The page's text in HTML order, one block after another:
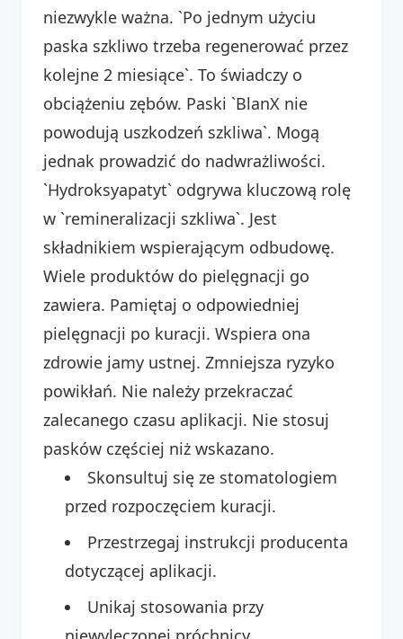
niezwykle ważna. `Po jednym użyciu
paska szkliwo trzeba regenerować przez
kolejne 2 miesiące`. To świadczy o
obciążeniu zębów. Paski `BlanX nie
powodują uszkodzeń szkliwa`. Mogą
jednak prowadzić do nadwrażliwości.
`Hydroksyapatyt` odgrywa kluczową rolę
w `remineralizacji szkliwa`. Jest
składnikiem wspierającym odbudowę.
Wiele produktów do pielęgnacji go
zawiera. Pamiętaj o odpowiedniej
pielęgnacji po kuracji. Wspiera ona
zdrowie jamy ustnej. Zmniejsza ryzyko
powikłań. Nie należy przekraczać
zalecanego czasu aplikacji. Nie stosuj
pasków częściej niż wskazano.
Skonsultuj się ze stomatologiem
przed rozpoczęciem kuracji.
Przestrzegaj instrukcji producenta
dotyczącej aplikacji.
Unikaj stosowania przy